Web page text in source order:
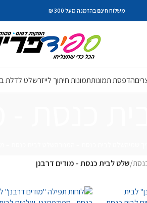
משלוח חינם בהזמנה מעל 300 ₪
הדפסת תמונותתמונות חיתוך לייזרשלט לדלת
/שלט לבית כנסת - מודים דרבנן